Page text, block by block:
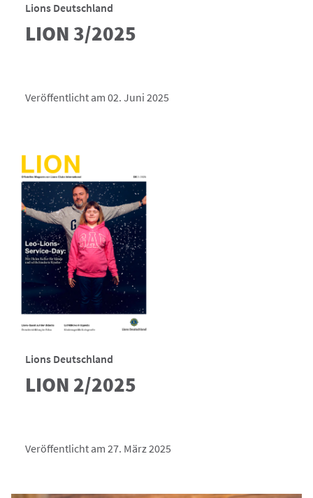
Lions Deutschland
LION 3/2025
Veröffentlicht am 02. Juni 2025
Lions Deutschland
LION 2/2025
Veröffentlicht am 27. März 2025